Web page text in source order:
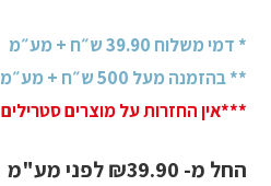
* דמי משלוח 39.90 ש״ח + מע״מ
** בהזמנה מעל 500 ש״ח + מע״מ - משלוח חינם!
***אין החזרות על מוצרים סטרילים
החל מ- ₪39.90 לפני מע"מ